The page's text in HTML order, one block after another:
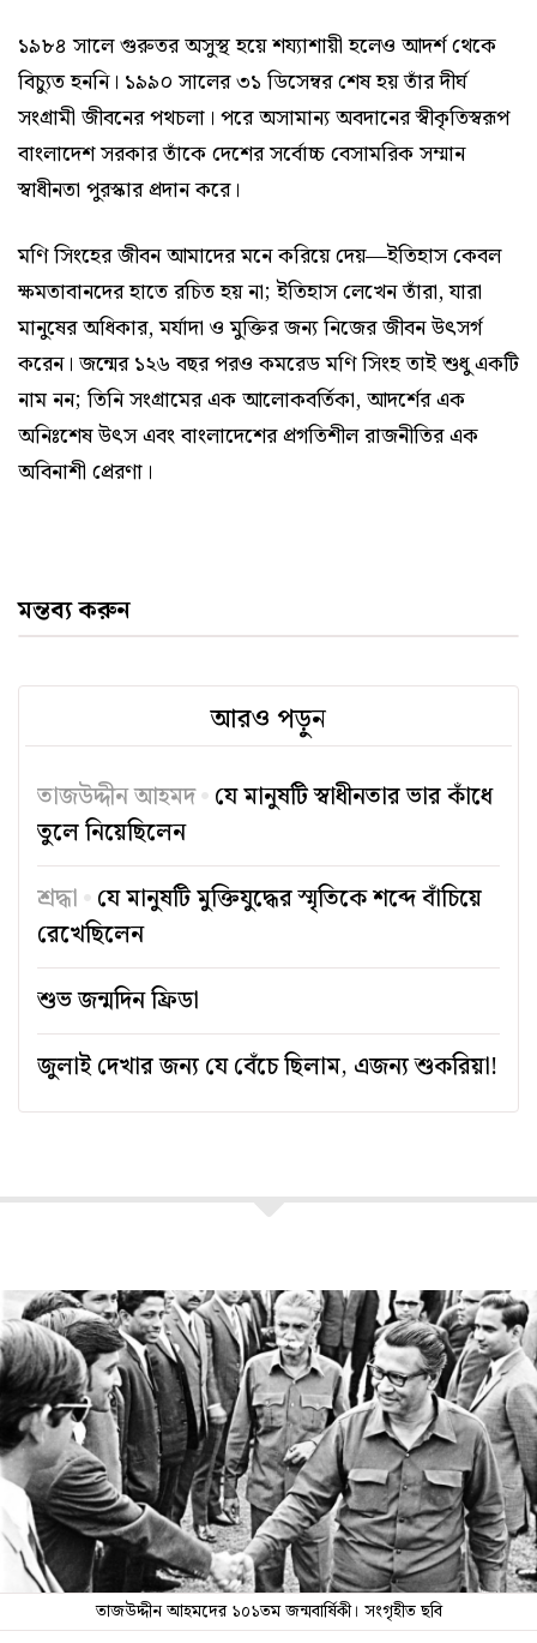
১৯৮৪ সালে গুরুতর অসুস্থ হয়ে শয্যাশায়ী হলেও আদর্শ থেকে
বিচ্যুত হননি। ১৯৯০ সালের ৩১ ডিসেম্বর শেষ হয় তাঁর দীর্ঘ
সংগ্রামী জীবনের পথচলা। পরে অসামান্য অবদানের স্বীকৃতিস্বরূপ
বাংলাদেশ সরকার তাঁকে দেশের সর্বোচ্চ বেসামরিক সম্মান
স্বাধীনতা পুরস্কার প্রদান করে।
মণি সিংহের জীবন আমাদের মনে করিয়ে দেয়—ইতিহাস কেবল
ক্ষমতাবানদের হাতে রচিত হয় না; ইতিহাস লেখেন তাঁরা, যারা
মানুষের অধিকার, মর্যাদা ও মুক্তির জন্য নিজের জীবন উৎসর্গ
করেন। জন্মের ১২৬ বছর পরও কমরেড মণি সিংহ তাই শুধু একটি
নাম নন; তিনি সংগ্রামের এক আলোকবর্তিকা, আদর্শের এক
অনিঃশেষ উৎস এবং বাংলাদেশের প্রগতিশীল রাজনীতির এক
অবিনাশী প্রেরণা।
মন্তব্য করুন
আরও পড়ুন
তাজউদ্দীন আহমদ যে মানুষটি স্বাধীনতার ভার কাঁধে
তুলে নিয়েছিলেন
শ্রদ্ধা যে মানুষটি মুক্তিযুদ্ধের স্মৃতিকে শব্দে বাঁচিয়ে
রেখেছিলেন
শুভ জন্মদিন ফ্রিডা
জুলাই দেখার জন্য যে বেঁচে ছিলাম, এজন্য শুকরিয়া!
তাজউদ্দীন আহমদের ১০১তম জন্মবার্ষিকী। সংগৃহীত ছবি